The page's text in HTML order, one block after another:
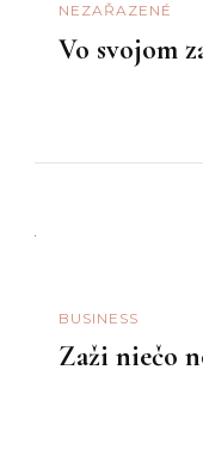
NEZAŘAZENÉ
Vo svojom
BUSINESS
Zaži niečo